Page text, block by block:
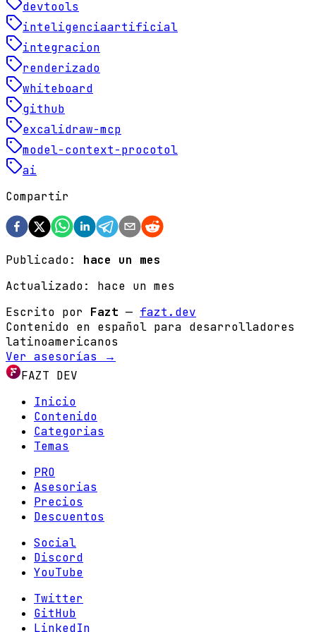
devtools
inteligenciaartificial
integracion
renderizado
whiteboard
github
excalidraw-mcp
model-context-procotol
ai
Compartir
Publicado:
hace un mes
Actualizado: hace un mes
Escrito por Fazt — fazt.dev
Contenido en español para desarrolladores
latinoamericanos
Ver asesorías →
FAZT DEV
Inicio
Contenido
Categorias
Temas
PRO
Asesorias
Precios
Descuentos
Social
Discord
YouTube
Twitter
GitHub
LinkedIn